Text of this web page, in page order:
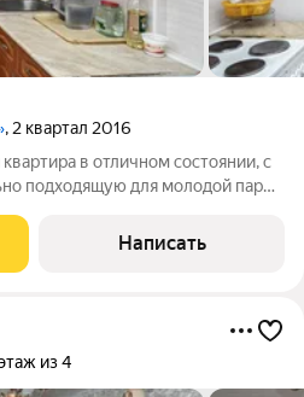
, 2 квартал 2016
в отличном состоянии, с
подходящую для молодой пары.
Район активно развивается.
Написать
из 4